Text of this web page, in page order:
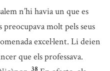
n’hi havia un que es
preocupava molt pels seus
excel·lent. Li deien
que els professava.
38